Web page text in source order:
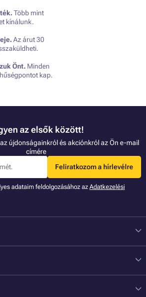
Több mint
kínálunk.
Az árut 30
Önt. Minden
kap.
az elsők között!
újdonságainkról és akciónkról az Ön e-mail
címére
Feliratkozom a hírlevélre
adataim feldolgozásához az Adatkezelési